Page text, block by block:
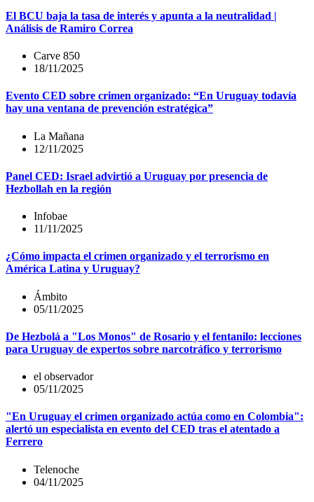
El BCU baja la tasa de interés y apunta a la neutralidad |
Análisis de Ramiro Correa
Carve 850
18/11/2025
Evento CED sobre crimen organizado: “En Uruguay todavía
hay una ventana de prevención estratégica”
La Mañana
12/11/2025
Panel CED: Israel advirtió a Uruguay por presencia de
Hezbollah en la región
Infobae
11/11/2025
¿Cómo impacta el crimen organizado y el terrorismo en
América Latina y Uruguay?
Ámbito
05/11/2025
De Hezbolá a "Los Monos" de Rosario y el fentanilo: lecciones
para Uruguay de expertos sobre narcotráfico y terrorismo
el observador
05/11/2025
"En Uruguay el crimen organizado actúa como en Colombia":
alertó un especialista en evento del CED tras el atentado a
Ferrero
Telenoche
04/11/2025